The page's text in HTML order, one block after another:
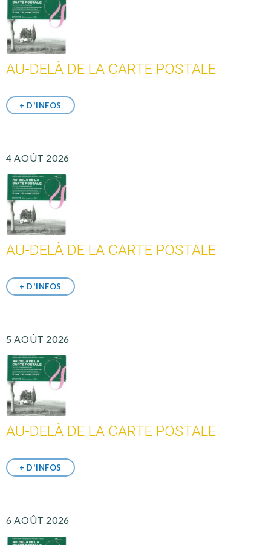
AU-DELÀ DE LA CARTE POSTALE
+ D'INFOS
4 AOÛT 2026
AU-DELÀ DE LA CARTE POSTALE
+ D'INFOS
5 AOÛT 2026
AU-DELÀ DE LA CARTE POSTALE
+ D'INFOS
6 AOÛT 2026